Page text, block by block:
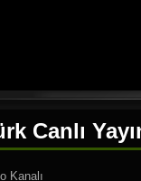
Canlı
Kanalı